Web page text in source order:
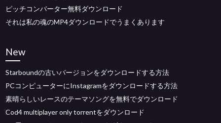
ピッチコンバーター無料ダウンロード
それは私の魂のMP4ダウンロードでうまくあります
New
Starboundの古いバージョンをダウンロードする方法
PCコンピューターにInstagramをダウンロードする方法
素晴らしいレースのテーマソングを無料でダウンロード
Cod4 multiplayer only torrentをダウンロード